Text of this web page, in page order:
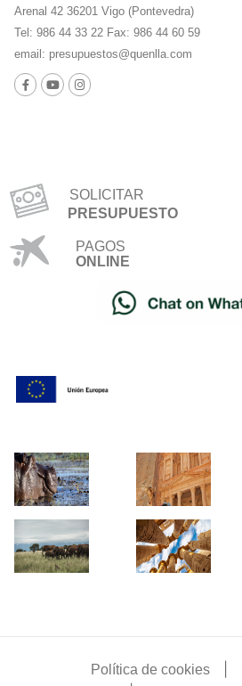
Arenal 42 36201 Vigo (Pontevedra)
Tel: 986 44 33 22 Fax: 986 44 60 59
email: presupuestos@quenlla.com
SOLICITAR
PRESUPUESTO
PAGOS
ONLINE
Política de cookies